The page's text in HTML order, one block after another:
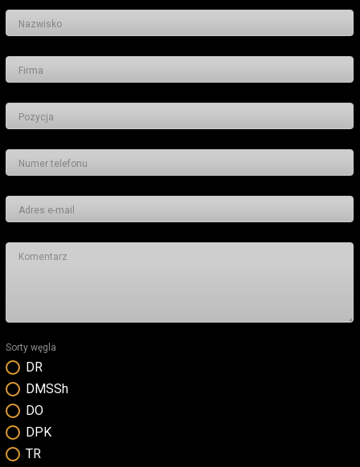
Sorty węgla
DR
DMSSh
DO
DPK
TR